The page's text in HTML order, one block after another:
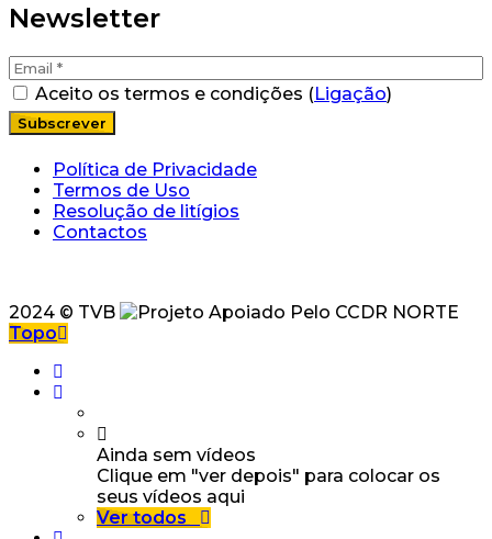
Newsletter
Aceito os termos e condições (Ligação)
Política de Privacidade
Termos de Uso
Resolução de litígios
Contactos
2024 © TVB
Topo
Ainda sem vídeos
Clique em "ver depois" para colocar os
seus vídeos aqui
Ver todos